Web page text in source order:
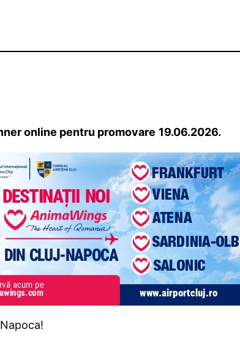
online pentru promovare 19.06.2026.